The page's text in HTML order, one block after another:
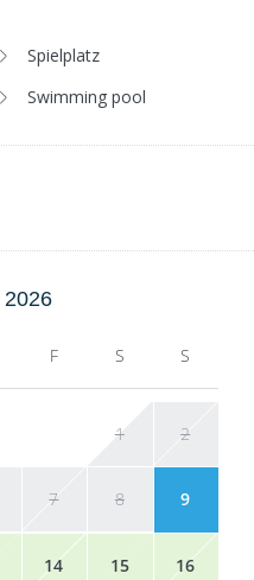
Spielplatz
Swimming pool
2026
F S S
1 2
7 8 9
14 15 16